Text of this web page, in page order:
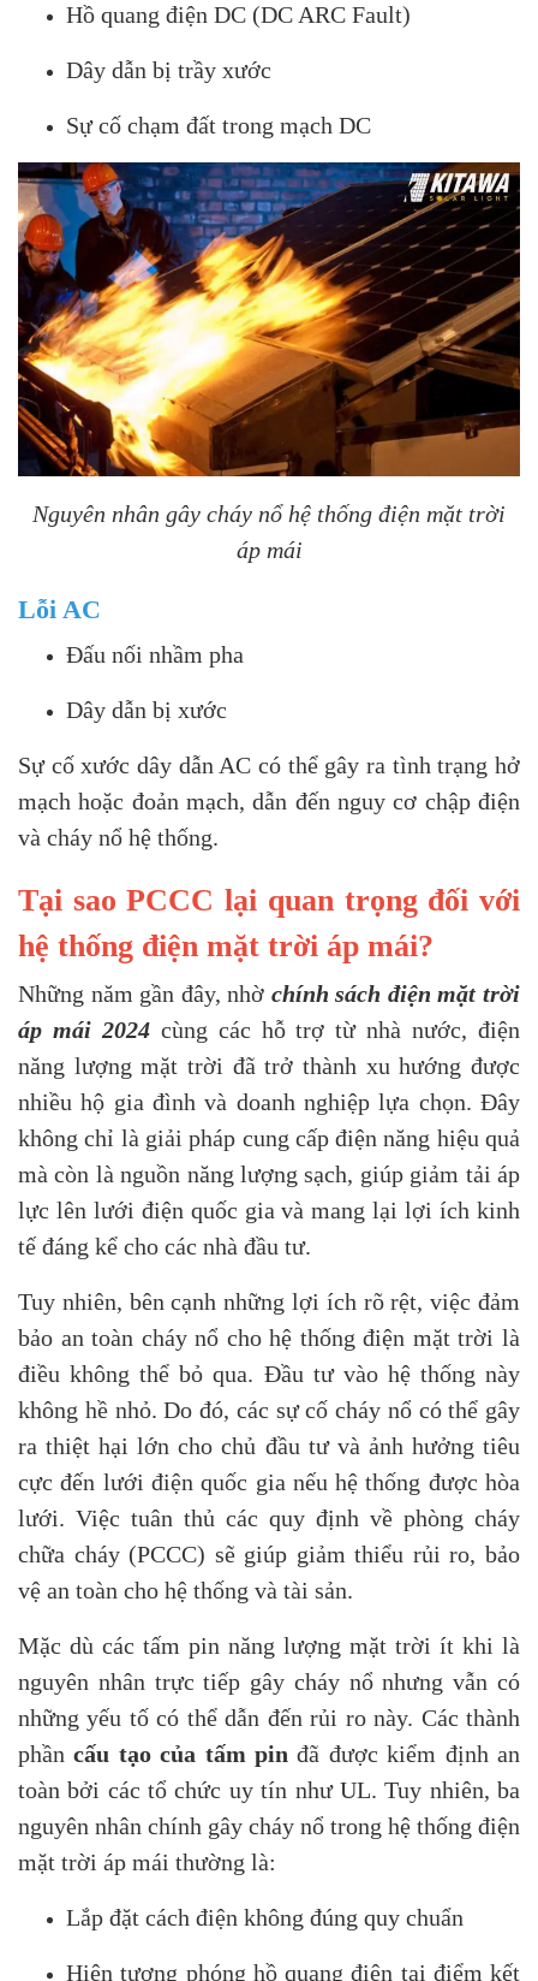
Hồ quang điện DC (DC ARC Fault)
Dây dẫn bị trầy xước
Sự cố chạm đất trong mạch DC
Nguyên nhân gây cháy nổ hệ thống điện mặt trời
áp mái
Lỗi AC
Đấu nối nhầm pha
Dây dẫn bị xước
Sự cố xước dây dẫn AC có thể gây ra tình trạng hở
mạch hoặc đoản mạch, dẫn đến nguy cơ chập điện
và cháy nổ hệ thống.
Tại sao PCCC lại quan trọng đối với
hệ thống điện mặt trời áp mái?
Những năm gần đây, nhờ chính sách điện mặt trời
áp mái 2024cùng các hỗ trợ từ nhà nước, điện
năng lượng mặt trời đã trở thành xu hướng được
nhiều hộ gia đình và doanh nghiệp lựa chọn. Đây
không chỉ là giải pháp cung cấp điện năng hiệu quả
mà còn là nguồn năng lượng sạch, giúp giảm tải áp
lực lên lưới điện quốc gia và mang lại lợi ích kinh
tế đáng kể cho các nhà đầu tư.
Tuy nhiên, bên cạnh những lợi ích rõ rệt, việc đảm
bảo an toàn cháy nổ cho hệ thống điện mặt trời là
điều không thể bỏ qua. Đầu tư vào hệ thống này
không hề nhỏ. Do đó, các sự cố cháy nổ có thể gây
ra thiệt hại lớn cho chủ đầu tư và ảnh hưởng tiêu
cực đến lưới điện quốc gia nếu hệ thống được hòa
lưới. Việc tuân thủ các quy định về phòng cháy
chữa cháy (PCCC) sẽ giúp giảm thiểu rủi ro, bảo
vệ an toàn cho hệ thống và tài sản.
Mặc dù các tấm pin năng lượng mặt trời ít khi là
nguyên nhân trực tiếp gây cháy nổ nhưng vẫn có
những yếu tố có thể dẫn đến rủi ro này. Các thành
phầncấu tạo của tấm pin đã được kiểm định an
toàn bởi các tổ chức uy tín như UL. Tuy nhiên, ba
nguyên nhân chính gây cháy nổ trong hệ thống điện
mặt trời áp mái thường là:
Lắp đặt cách điện không đúng quy chuẩn
Hiện tượng phóng hồ quang điện tại điểm kết